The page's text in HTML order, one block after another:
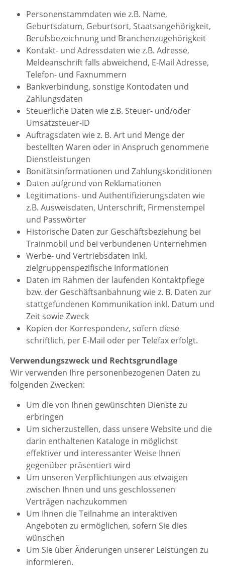
Personenstammdaten wie z.B. Name,
Geburtsdatum, Geburtsort, Staatsangehörigkeit,
Berufsbezeichnung und Branchenzugehörigkeit
Kontakt- und Adressdaten wie z.B. Adresse,
Meldeanschrift falls abweichend, E-Mail Adresse,
Telefon- und Faxnummern
Bankverbindung, sonstige Kontodaten und
Zahlungsdaten
Steuerliche Daten wie z.B. Steuer- und/oder
Umsatzsteuer-ID
Auftragsdaten wie z. B. Art und Menge der
bestellten Waren oder in Anspruch genommene
Dienstleistungen
Bonitätsinformationen und Zahlungskonditionen
Daten aufgrund von Reklamationen
Legitimations- und Authentifizierungsdaten wie
z.B. Ausweisdaten, Unterschrift, Firmenstempel
und Passwörter
Historische Daten zur Geschäftsbeziehung bei
Trainmobil und bei verbundenen Unternehmen
Werbe- und Vertriebsdaten inkl.
zielgruppenspezifische Informationen
Daten im Rahmen der laufenden Kontaktpflege
bzw. der Geschäftsanbahnung wie z. B. Daten zur
stattgefundenen Kommunikation inkl. Datum und
Zeit sowie Zweck
Kopien der Korrespondenz, sofern diese
schriftlich, per E-Mail oder per Telefax erfolgt.
Verwendungszweck und Rechtsgrundlage
Wir verwenden Ihre personenbezogenen Daten zu
folgenden Zwecken:
Um die von Ihnen gewünschten Dienste zu
erbringen
Um sicherzustellen, dass unsere Website und die
darin enthaltenen Kataloge in möglichst
effektiver und interessanter Weise Ihnen
gegenüber präsentiert wird
Um unseren Verpflichtungen aus etwaigen
zwischen Ihnen und uns geschlossenen
Verträgen nachzukommen
Um Ihnen die Teilnahme an interaktiven
Angeboten zu ermöglichen, sofern Sie dies
wünschen
Um Sie über Änderungen unserer Leistungen zu
informieren.